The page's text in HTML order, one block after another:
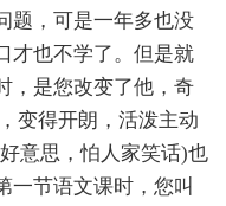
题，可是一年多也没
才也不学了。但是就
，是您改变了他，奇
变得开朗，活泼主动
意思，怕人家笑话)也
一节语文课时，您叫